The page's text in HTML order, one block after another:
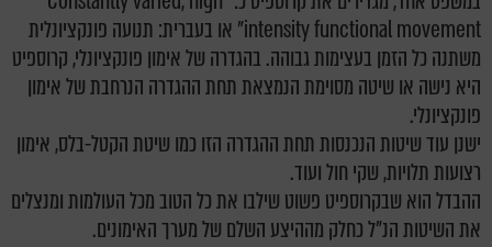
intensity functional movement” או בעברית: תנועה פונקציונלית
משתנה כל הזמן בעצימות גבוהה. בהגדרה של אימון פונקציונלי, קרוספיט
היא נישה או שיטה מסוימת הנמצאת תחת ההגדרה הנרחבת של אימון
פונקציונלי.
ישנן עוד שיטות הנכנסות תחת ההגדרה הזו כמו שיטת הקטל-בלס, אימון
רצועות תלויות, שקי חול ועוד.
ההבדל הוא שבקרוספיט פשוט שילבו את כל הטוב מכל העולמות ומנצלים
את השיטות הנ"ל כחלק מההיצע השלם של מערך האימונים.